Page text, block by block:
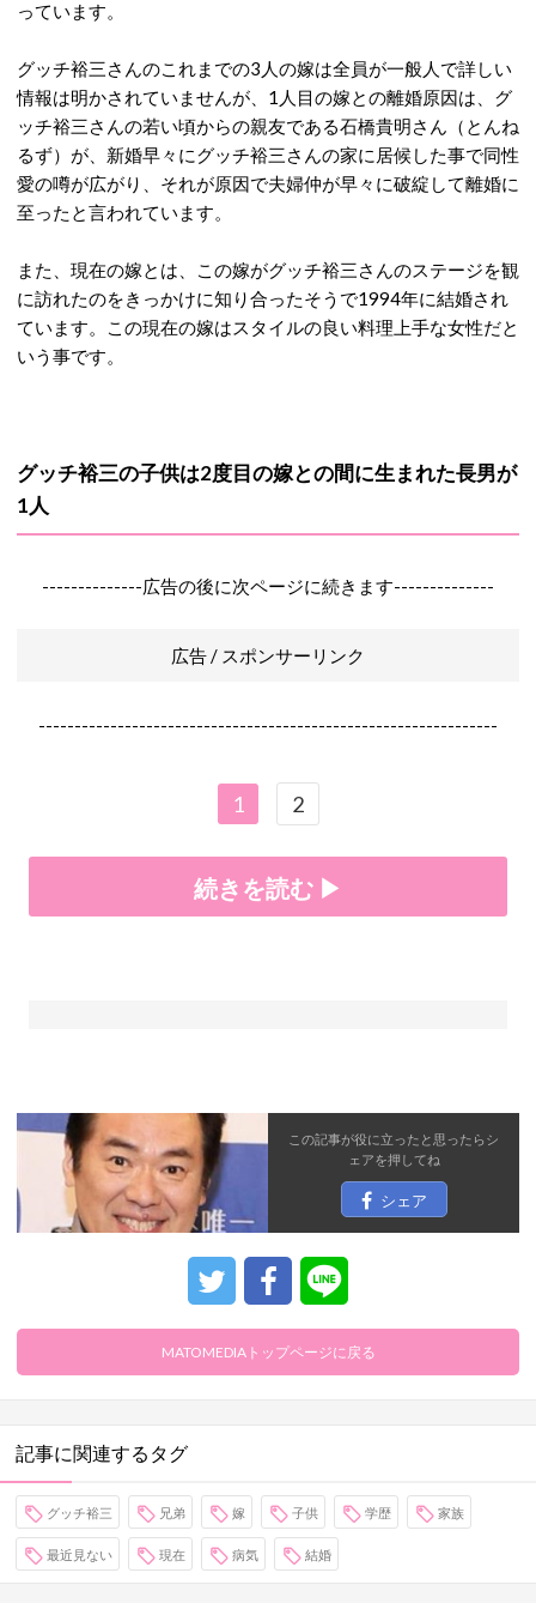
っています。
グッチ裕三さんのこれまでの3人の嫁は全員が一般人で詳しい
情報は明かされていませんが、1人目の嫁との離婚原因は、グ
ッチ裕三さんの若い頃からの親友である石橋貴明さん（とんね
るず）が、新婚早々にグッチ裕三さんの家に居候した事で同性
愛の噂が広がり、それが原因で夫婦仲が早々に破綻して離婚に
至ったと言われています。
また、現在の嫁とは、この嫁がグッチ裕三さんのステージを観
に訪れたのをきっかけに知り合ったそうで1994年に結婚され
ています。この現在の嫁はスタイルの良い料理上手な女性だと
いう事です。
グッチ裕三の子供は2度目の嫁との間に生まれた長男が
1人
--------------広告の後に次ページに続きます--------------
広告 / スポンサーリンク
----------------------------------------------------------------
1 2
続きを読む ▶
この記事が役に立ったと思ったらシ
ェアを押してね
シェア
MATOMEDIAトップページに戻る
記事に関連するタグ
グッチ裕三 兄弟 嫁 子供 学歴 家族
最近見ない 現在 病気 結婚